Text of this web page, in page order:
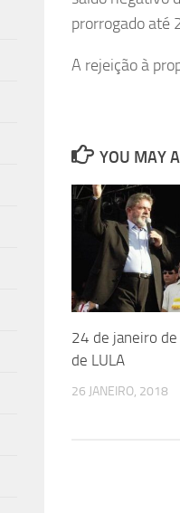
prorrogado até
A rejeição à
YOU MAY
24 de janeiro
de LULA
26 JANEIRO, 2018